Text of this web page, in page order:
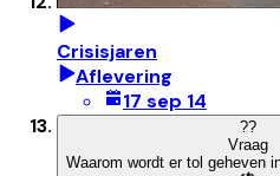
Crisisjaren
Aflevering
17 sep 14
??
Vraag
Waarom wordt er tol geheven